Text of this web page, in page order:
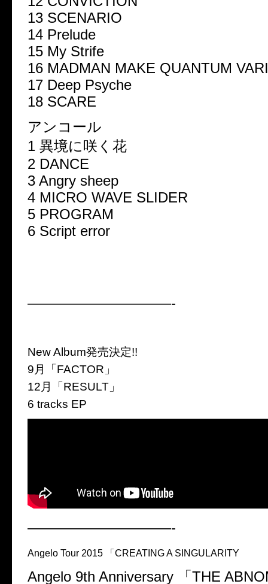
13 SCENARIO
14 Prelude
15 My Strife
16 MADMAN MAKE QUANTUM
17 Deep Psyche
18 SCARE
アンコール
1 異境に咲く花
2 DANCE
3 Angry sheep
4 MICRO WAVE SLIDER
5 PROGRAM
6 Script error
——————————-
New Album発売決定!!
9月「FACTOR」
12月「RESULT」
6 tracks EP
——————————-
Angelo Tour 2015 「CREATING A SINGULARITY
Angelo 9th Anniversary 「THE